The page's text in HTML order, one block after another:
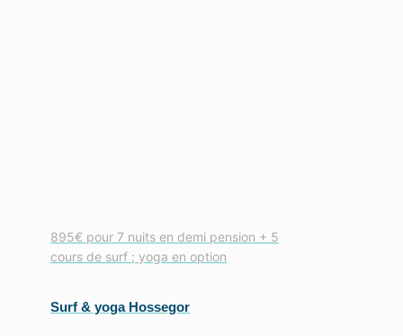
895€ pour 7 nuits en demi pension + 5
cours de surf ; yoga en option
Surf & yoga Hossegor